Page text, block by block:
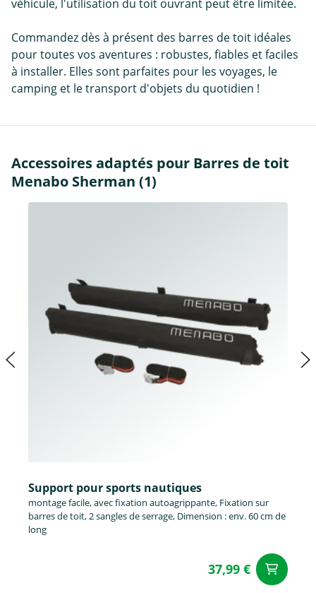
véhicule, l'utilisation du toit ouvrant peut être limitée.
Commandez dès à présent des barres de toit idéales
pour toutes vos aventures : robustes, fiables et faciles
à installer. Elles sont parfaites pour les voyages, le
camping et le transport d'objets du quotidien !
Accessoires adaptés pour Barres de toit
Menabo Sherman (1)
Support pour sports nautiques
montage facile, avec fixation autoagrippante, Fixation sur
barres de toit, 2 sangles de serrage, Dimension : env. 60 cm de
long
37,99 €